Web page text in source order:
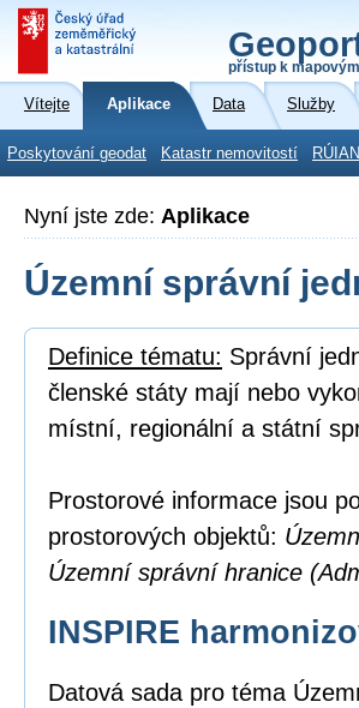
přístup k
Vítejte Aplikace Data Služby
Poskytování geodat Katastr nemovitostí RÚIAN
Nyní jste zde: Aplikace
Územní správní
Definice tématu: Správní
členské státy mají nebo
místní, regionální a státní
Prostorové informace jsou
prostorových objektů:
Územní správní hranice
INSPIRE
Datová sada pro téma